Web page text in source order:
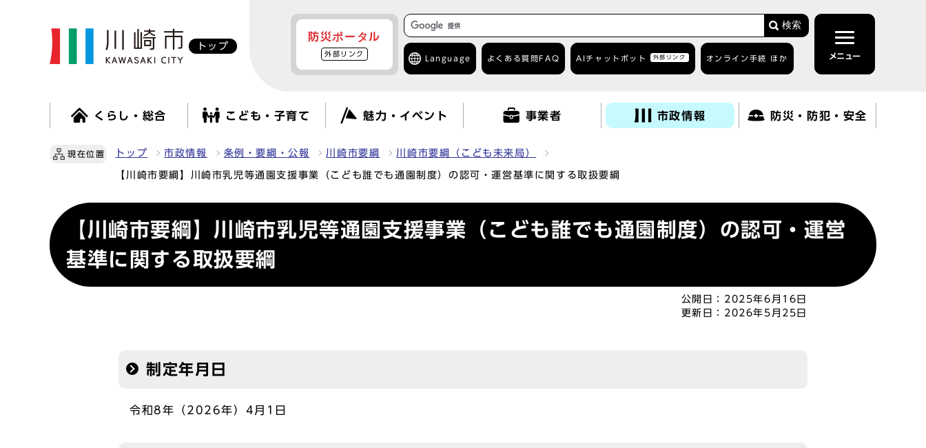
トップ
防災ポータル
外部リンク
検索
Language よくある質問 FAQ AIチャットボット 外部リンク オンライン手続 ほか メニュー
くらし・総合 こども・子育て 魅力・イベント 事業者 市政情報 防災・防犯・安全
現在位置 トップ 市政情報 条例・要綱・公報 川崎市要綱 川崎市要綱（こども未来局）
【川崎市要綱】川崎市乳児等通園支援事業（こども誰でも通園制度）の認可・運営基準に関する取扱要綱
【川崎市要綱】川崎市乳児等通園支援事業（こども誰でも通園制度）の認可・運営
基準に関する取扱要綱
公開日： 2025年6月16日
更新日： 2026年5月25日
制定年月日
令和8年（2026年）4月1日